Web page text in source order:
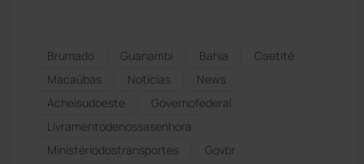
Brumado Guanambi Bahia
Caetité
Macaúbas
Notícias
News
Acheisudoeste
Governofederal
Livramentodenossasenhora
Ministériodostransportes
Govbr